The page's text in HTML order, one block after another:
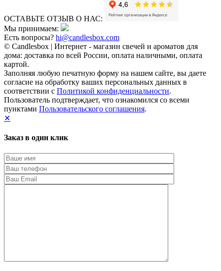
ОСТАВЬТЕ ОТЗЫВ О НАС:
Мы принимаем:
Есть вопросы? hi@candlesbox.com
© Candlesbox | Интернет - магазин свечей и ароматов для
дома: доставка по всей России, оплата наличными, оплата
картой.
Заполняя любую печатную форму на нашем сайте, вы даете
согласие на обработку ваших персональных данных в
соответствии с Политикой конфиденциальности.
Пользователь подтверждает, что ознакомился со всеми
пунктами Пользовательского соглашения.
✕
Заказ в один клик